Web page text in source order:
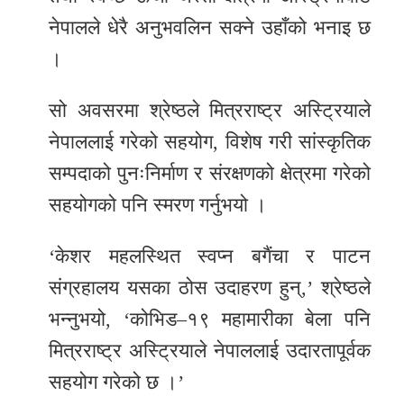
नेपालले धेरै अनुभवलिन सक्ने उहाँको भनाइ छ
।
सो अवसरमा श्रेष्ठले मित्रराष्ट्र अस्ट्रियाले
नेपाललाई गरेको सहयोग, विशेष गरी सांस्कृतिक
सम्पदाको पुनःनिर्माण र संरक्षणको क्षेत्रमा गरेको
सहयोगको पनि स्मरण गर्नुभयो ।
‘केशर महलस्थित स्वप्न बगैंचा र पाटन
संग्रहालय यसका ठोस उदाहरण हुन्,’ श्रेष्ठले
भन्नुभयो, ‘कोभिड–१९ महामारीका बेला पनि
मित्रराष्ट्र अस्ट्रियाले नेपाललाई उदारतापूर्वक
सहयोग गरेको छ ।’